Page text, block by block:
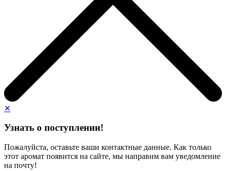
✕
Узнать о поступлении!
Пожалуйста, оставьте ваши контактные данные. Как только
этот аромат появится на сайте, мы направим вам уведомление
на почту!